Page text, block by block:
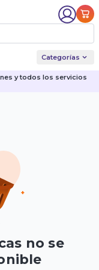
Categorías
y todos los servicios
no se